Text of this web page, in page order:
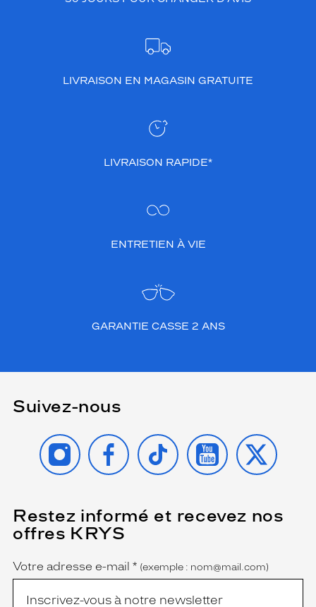
LIVRAISON EN MAGASIN GRATUITE
LIVRAISON RAPIDE*
ENTRETIEN À VIE
GARANTIE CASSE 2 ANS
Suivez-nous
INSTAGRAMFACEBOOK
TIKTOK YOUTUBE
X
Restez informé et recevez nos
offres KRYS
Name
Votre adresse e-mail *
(Ce
champ
est
(exemple : nom@mail.com)